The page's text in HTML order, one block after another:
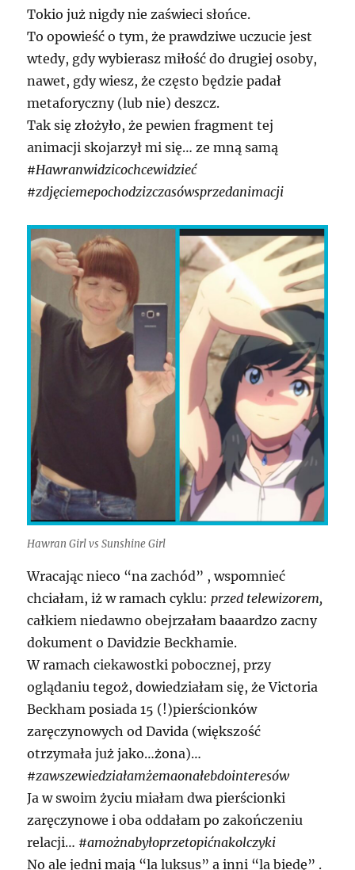
Tokio już nigdy nie zaświeci słońce.
To opowieść o tym, że prawdziwe uczucie jest
wtedy, gdy wybierasz miłość do drugiej osoby,
nawet, gdy wiesz, że często będzie padał
metaforyczny (lub nie) deszcz.
Tak się złożyło, że pewien fragment tej
animacji skojarzył mi się… ze mną samą
#Hawranwidzicochcewidzieć
#zdjęciemepochodzizczasówsprzedanimacji
Hawran Girl vs Sunshine Girl
Wracając nieco “na zachód” , wspomnieć
chciałam, iż w ramach cyklu:przed telewizorem,
całkiem niedawno obejrzałam baaardzo zacny
dokument o Davidzie Beckhamie.
W ramach ciekawostki pobocznej, przy
oglądaniu tegoż, dowiedziałam się, że Victoria
Beckham posiada 15 (!)pierścionków
zaręczynowych od Davida (większość
otrzymała już jako…żona)…
#zawszewiedziałamżemaonałebdointeresów
Ja w swoim życiu miałam dwa pierścionki
zaręczynowe i oba oddałam po zakończeniu
relacji… #amożnabyłoprzetopićnakolczyki
No ale jedni mają “la luksus” a inni “la biedę” .